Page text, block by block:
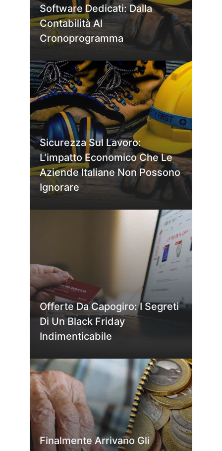
Software Dedicati: Dalla
Contabilità Al
Cronoprogramma
Sicurezza Sul Lavoro:
L’impatto Economico Che Le
Aziende Italiane Non Possono
Ignorare
Offerte Da Capogiro: I Segreti
Di Un Black Friday
Indimenticabile
Finalmente Arrivano Gli